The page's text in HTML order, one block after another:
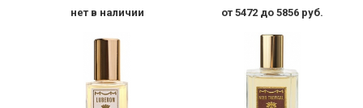
нет в наличии от 5472 до 5856 руб.